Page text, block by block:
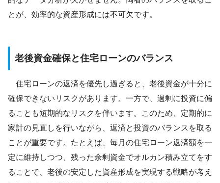
とが、効率的な資産形成には不可欠です。
老後資金確保と住宅ローンのバランス
住宅ローンの返済を優先し過ぎると、老後資金が十分に
確保できないリスクがあります。一方で、過剰に投資に偏
ることも短期的なリスクを伴います。このため、定期的に
家計の見直しを行いながら、返済と投資のバランスを取る
ことが重要です。たとえば、毎月の住宅ローン返済額を一
定に維持しつつ、残った余剰資金でオルカン積み立てをす
ることで、老後の安定した資産形成を実現する戦略が考え